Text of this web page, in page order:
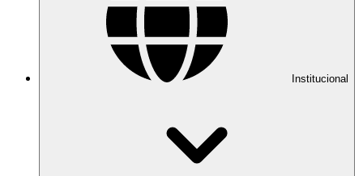
Institucional